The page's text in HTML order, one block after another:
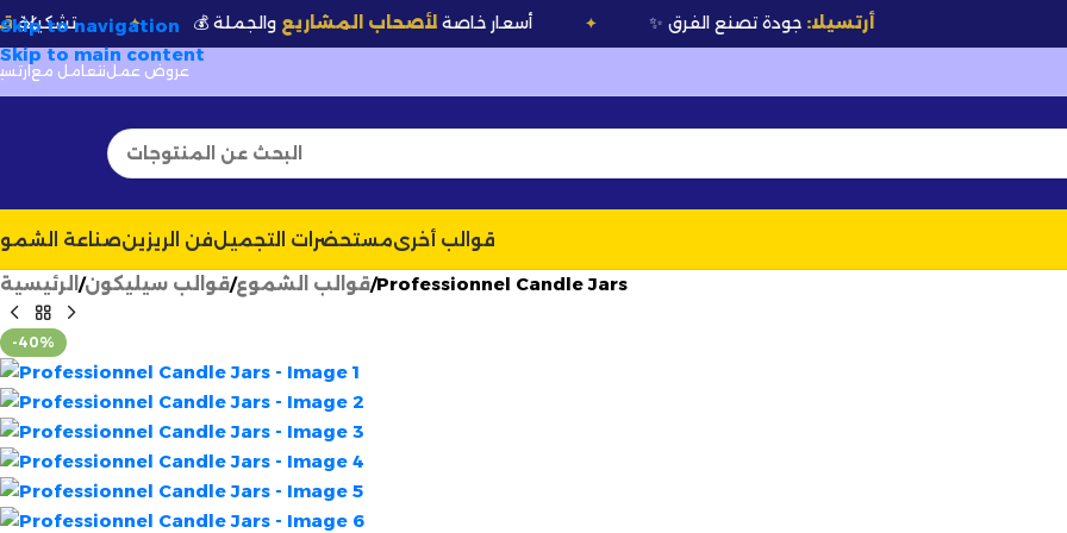
Skip to navigation
Skip to main content
🆕 تشكيلةقوالب ✦ 💰 أسعار خاصةلأصحاب المشاريع والجملة ✦ ✨جودة تصنع الفرق
نتعامل مععروض عمل
صناعةفن الريزينمستحضرات التجميلقوالب أخرى
الرئيسية
قوالب سيليكون قوالب الشموع Professionnel Candle Jars
-40%